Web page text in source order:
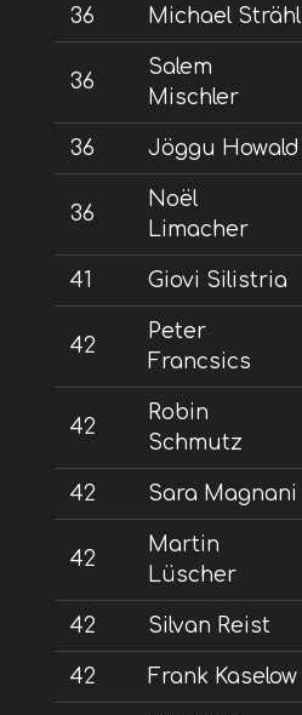
36 Michael Strähl
36
Salem
Mischler
36 Jöggu Howald
36
Noël
Limacher
41 Giovi Silistria
42
Peter
Francsics
42
Robin
Schmutz
42 Sara Magnani
42
Martin
Lüscher
42 Silvan Reist
42 Frank Kaselow